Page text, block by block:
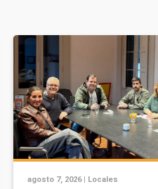
agosto 7, 2026 | Locales